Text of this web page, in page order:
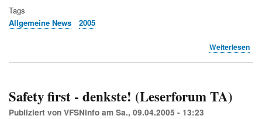
Tags
Allgemeine News
2005
Weiterlesen
Safety first - denkste! (Leserforum TA)
Publiziert von VFSNinfo am Sa., 09.04.2005 - 13:23